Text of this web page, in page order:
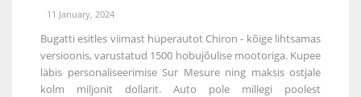
11 January, 2024
Bugatti esitles viimast hüperautot Chiron - kõige lihtsamas
versioonis, varustatud 1500 hobujõulise mootoriga. Kupee
läbis personaliseerimise Sur Mesure ning maksis ostjale
kolm miljonit dollarit. Auto pole millegi poolest